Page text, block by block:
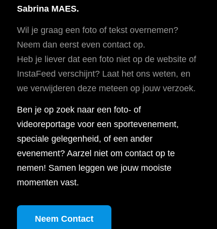
Sabrina MAES.
Wil je graag een foto of tekst overnemen?
Neem dan eerst even contact op.
Heb je liever dat een foto niet op de website of
InstaFeed verschijnt? Laat het ons weten, en
we verwijderen deze meteen op jouw verzoek.
Ben je op zoek naar een foto- of
videoreportage voor een sportevenement,
speciale gelegenheid, of een ander
evenement? Aarzel niet om contact op te
nemen! Samen leggen we jouw mooiste
momenten vast.
Neem Contact